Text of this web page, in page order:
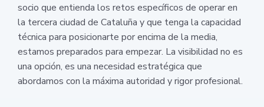
socio que entienda los retos específicos de operar en
la tercera ciudad de Cataluña y que tenga la capacidad
técnica para posicionarte por encima de la media,
estamos preparados para empezar. La visibilidad no es
una opción, es una necesidad estratégica que
abordamos con la máxima autoridad y rigor profesional.